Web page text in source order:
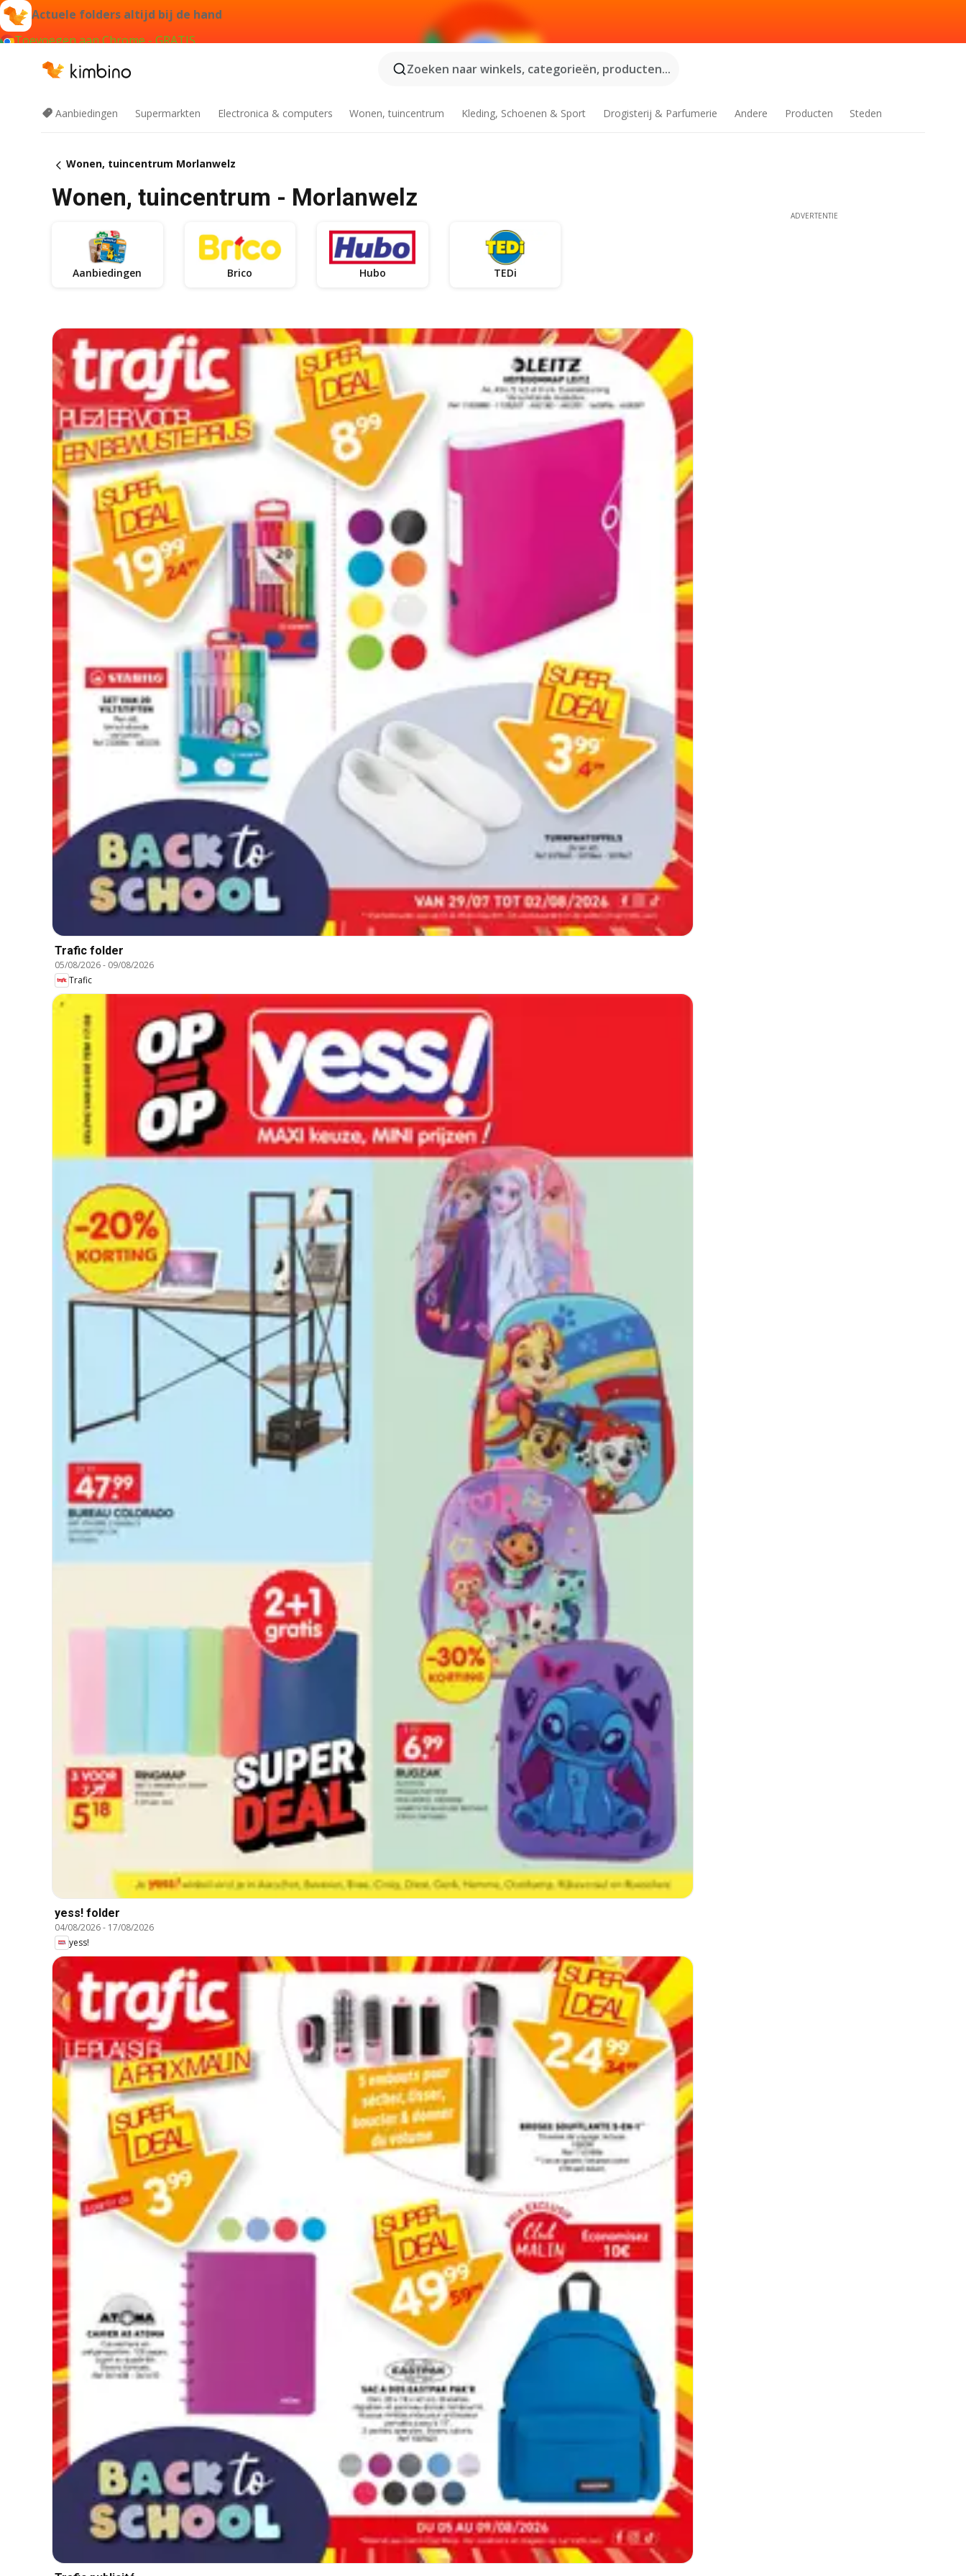
Actuele folders altijd bij de hand
Toevoegen aan Chrome - GRATIS
Zoeken naar winkels, categorieën, producten...
Aanbiedingen Supermarkten Electronica & computers Wonen, tuincentrum Kleding, Schoenen & Sport Drogisterij & Parfumerie Andere Producten Steden
Wonen, tuincentrum Morlanwelz
Wonen, tuincentrum - Morlanwelz
Aanbiedingen Brico Hubo TEDi
Trafic folder
05/08/2026- 09/08/2026
Trafic
yess! folder
04/08/2026- 17/08/2026
yess!
ADVERTENTIE